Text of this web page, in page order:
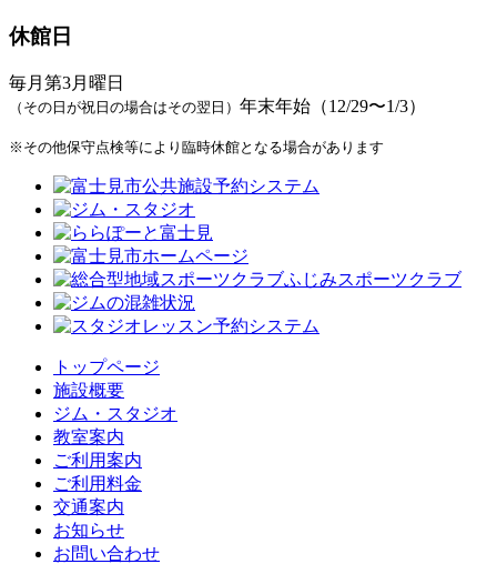
休館日
毎月第3月曜日
（その日が祝日の場合はその翌日） 年末年始（12/29〜1/3）
※その他保守点検等により臨時休館となる場合があります
トップページ
施設概要
ジム・スタジオ
教室案内
ご利用案内
ご利用料金
交通案内
お知らせ
お問い合わせ